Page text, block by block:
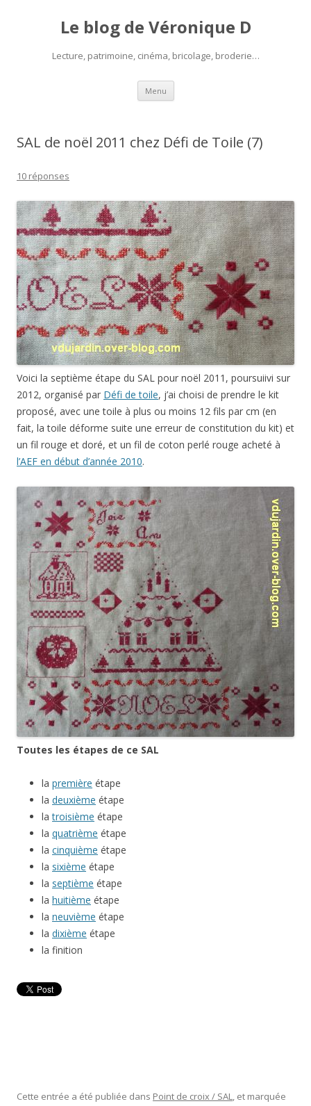
Le blog de Véronique D
Lecture, patrimoine, cinéma, bricolage, broderie…
Menu Aller
contenu
SAL de noël 2011 chez Défi de Toile (7)
10 réponses
Voici la septième étape du SAL pour noël 2011, poursuiivi sur
2012, organisé par Défi de toile, j’ai choisi de prendre le kit
proposé, avec une toile à plus ou moins 12 fils par cm (en
fait, la toile déforme suite une erreur de constitution du kit) et
un fil rouge et doré, et un fil de coton perlé rouge acheté à
l’AEF en début d’année 2010.
Toutes les étapes de ce SAL
la première étape
la deuxième étape
latroisième étape
la quatrième étape
la cinquième étape
la sixième étape
la septième étape
la huitième étape
la neuvième étape
la dixième étape
la finition
Cette entrée a été publiée dans Point de croix / SAL, et marquée